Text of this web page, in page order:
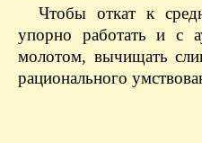
Чтобы откат к
упорно работать и с
молотом, вычищать
рационального